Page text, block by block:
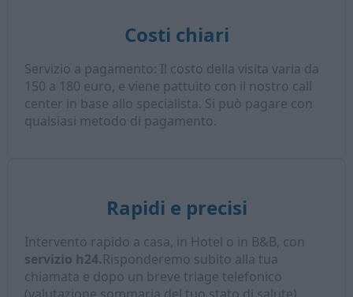
Costi chiari
Servizio a pagamento: Il costo della visita varia da
150 a 180 euro, e viene pattuito con il nostro call
center in base allo specialista. Si può pagare con
qualsiasi metodo di pagamento.
Rapidi e precisi
Intervento rapido a casa, in Hotel o in B&B, con
servizio h24.Risponderemo subito alla tua
chiamata e dopo un breve triage telefonico